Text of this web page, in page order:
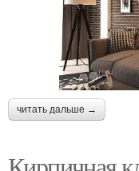
читать дальше →